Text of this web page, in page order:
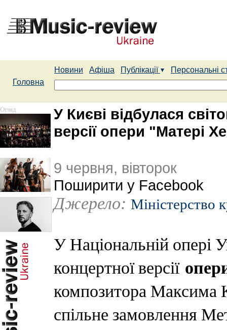
Новини Афіша Публікації
Персональні
Головна
Огляд
У Києві відбулася
версії опери "Матері
9 червня, вівторок
Поширити у Facebook
Джерело: Міністерство
У Національній опері
концертної версії
композитора Максима
спільне замовлення